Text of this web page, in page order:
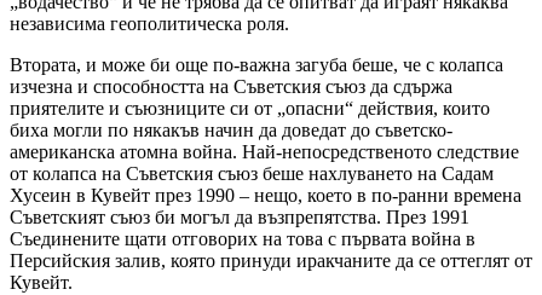
независима геополитическа роля.
Втората, и може би още по-важна загуба беше, че с колапса
изчезна и способността на Съветския съюз да сдържа
приятелите и съюзниците си от „опасни“ действия, които
биха могли по някакъв начин да доведат до съветско-
американска атомна война. Най-непосредственото следствие
от колапса на Съветския съюз беше нахлуването на Садам
Хусеин в Кувейт през 1990 – нещо, което в по-ранни времена
Съветският съюз би могъл да възпрепятства. През 1991
Съединените щати отговорих на това с първата война в
Персийския залив, която принуди иракчаните да се оттеглят от
Кувейт.